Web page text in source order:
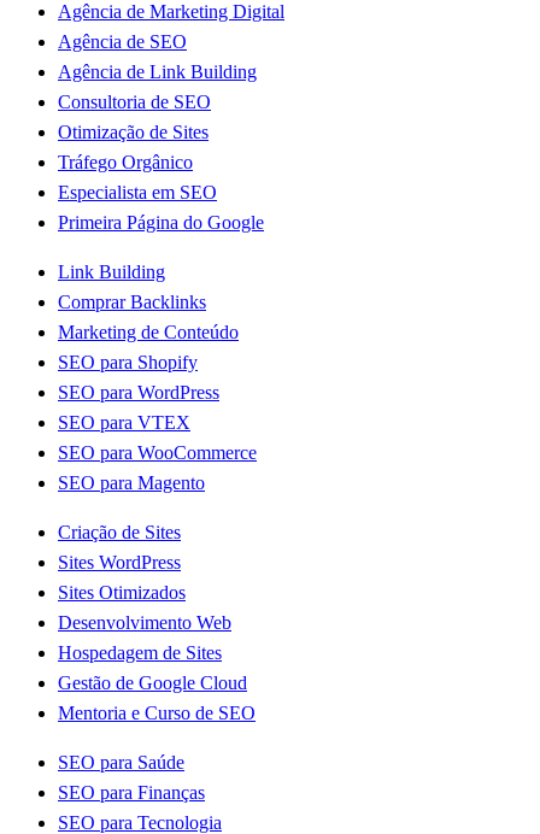
Agência de Marketing Digital
Agência de SEO
Agência de Link Building
Consultoria de SEO
Otimização de Sites
Tráfego Orgânico
Especialista em SEO
Primeira Página do Google
Link Building
Comprar Backlinks
Marketing de Conteúdo
SEO para Shopify
SEO para WordPress
SEO para VTEX
SEO para WooCommerce
SEO para Magento
Criação de Sites
Sites WordPress
Sites Otimizados
Desenvolvimento Web
Hospedagem de Sites
Gestão de Google Cloud
Mentoria e Curso de SEO
SEO para Saúde
SEO para Finanças
SEO para Tecnologia